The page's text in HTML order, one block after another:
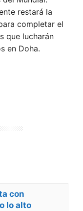
restará la
completar el
que lucharán
en Doha.
con
lo alto